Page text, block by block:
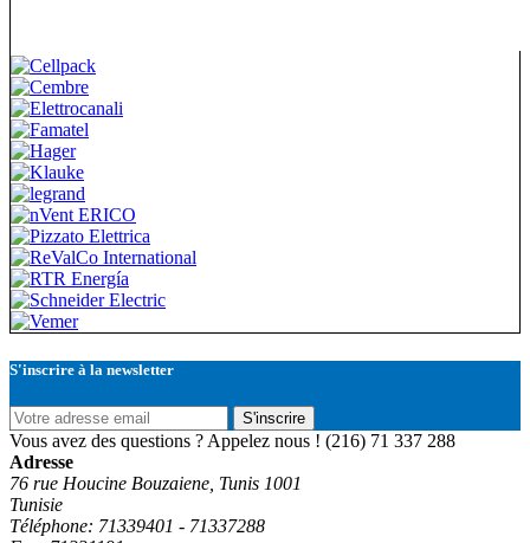
S'inscrire à la newsletter
S'inscrire
Vous avez des questions ? Appelez nous ! (216) 71 337 288
Adresse
76 rue Houcine Bouzaiene, Tunis 1001
Tunisie
Téléphone: 71339401 - 71337288